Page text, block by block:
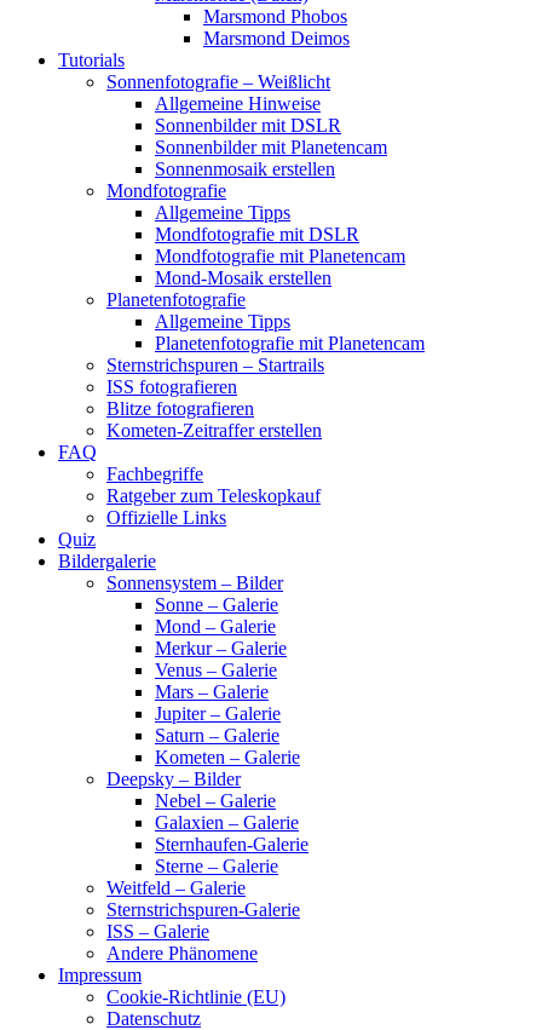
Marsmond Phobos
Marsmond Deimos
Tutorials
Sonnenfotografie – Weißlicht
Allgemeine Hinweise
Sonnenbilder mit DSLR
Sonnenbilder mit Planetencam
Sonnenmosaik erstellen
Mondfotografie
Allgemeine Tipps
Mondfotografie mit DSLR
Mondfotografie mit Planetencam
Mond-Mosaik erstellen
Planetenfotografie
Allgemeine Tipps
Planetenfotografie mit Planetencam
Sternstrichspuren – Startrails
ISS fotografieren
Blitze fotografieren
Kometen-Zeitraffer erstellen
FAQ
Fachbegriffe
Ratgeber zum Teleskopkauf
Offizielle Links
Quiz
Bildergalerie
Sonnensystem – Bilder
Sonne – Galerie
Mond – Galerie
Merkur – Galerie
Venus – Galerie
Mars – Galerie
Jupiter – Galerie
Saturn – Galerie
Kometen – Galerie
Deepsky – Bilder
Nebel – Galerie
Galaxien – Galerie
Sternhaufen-Galerie
Sterne – Galerie
Weitfeld – Galerie
Sternstrichspuren-Galerie
ISS – Galerie
Andere Phänomene
Impressum
Cookie-Richtlinie (EU)
Datenschutz